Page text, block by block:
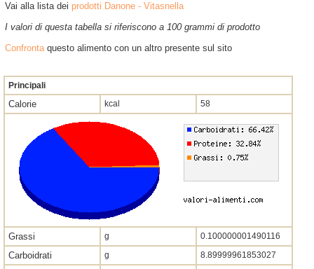
Vai alla lista dei prodotti Danone - Vitasnella
I valori di questa tabella si riferiscono a 100 grammi di prodotto
Confrontaquesto alimento con un altro presente sul sito
Principali
Calorie kcal 58
Grassi g 0.100000001490116
Carboidrati g 8.89999961853027